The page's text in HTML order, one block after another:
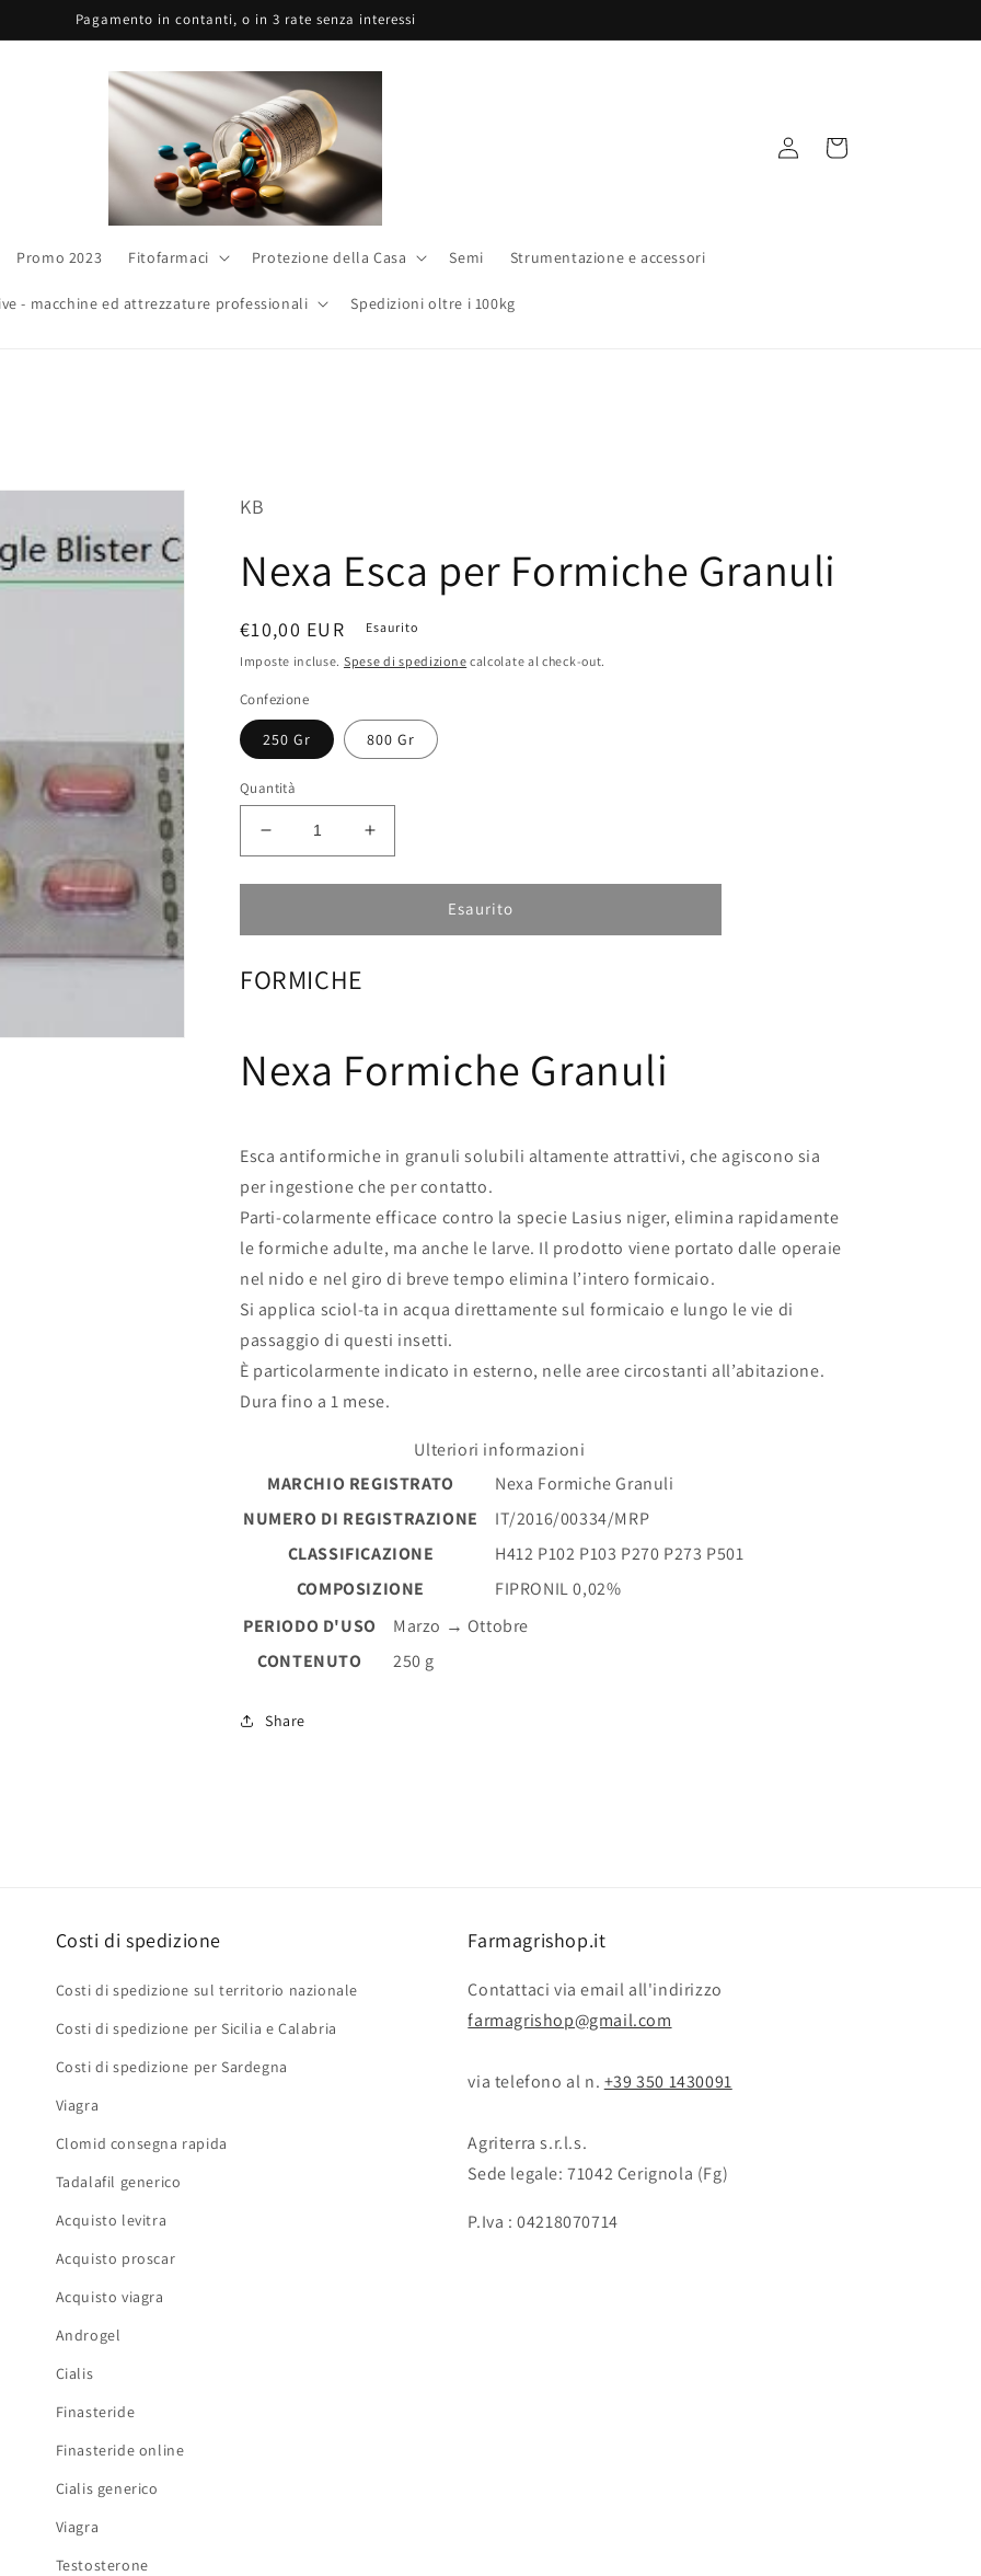
Pagamento in contanti, o in 3 rate senza interessi
Promo 2023 Fitofarmaci Protezione della Casa Semi Strumentazione e accessori
- macchine ed attrezzature professionali Spedizioni oltre i 100kg
Accedi Carrello
KB
Nexa Esca per Formiche Granuli
Prezzo
di
listino
€10,00 EUR Esaurito
Imposte incluse. Spese di spedizione calcolate al check-out.
Confezione
250 Gr 800 Gr
Quantità
Diminuisci
quantità
per
Esca
Formiche
Aumenta
quantità
per
Esca
Esaurito
FORMICHE
Nexa Formiche Granuli
Esca antiformiche in granuli solubili altamente attrattivi, che agiscono sia
per ingestione che per contatto.
Parti-colarmente efficace contro la specie Lasius niger, elimina rapidamente
le formiche adulte, ma anche le larve. Il prodotto viene portato dalle operaie
nel nido e nel giro di breve tempo elimina l’intero formicaio.
Si applica sciol-ta in acqua direttamente sul formicaio e lungo le vie di
passaggio di questi insetti.
È particolarmente indicato in esterno, nelle aree circostanti all’abitazione.
Dura fino a 1 mese.
Ulteriori informazioni
MARCHIO REGISTRATO
Nexa Formiche Granuli
NUMERO DI REGISTRAZIONE
IT/2016/00334/MRP
CLASSIFICAZIONE
H412 P102 P103 P270 P273 P501
COMPOSIZIONE
FIPRONIL 0,02%
PERIODO D'USO
Marzo → Ottobre
CONTENUTO
250 g
Share
Costi di spedizione
Costi di spedizione sul territorio nazionale
Costi di spedizione per Sicilia e Calabria
Costi di spedizione per Sardegna
Viagra
Clomid consegna rapida
Tadalafil generico
Acquisto levitra
Acquisto proscar
Acquisto viagra
Androgel
Cialis
Finasteride
Finasteride online
Cialis generico
Viagra
Testosterone
Farmagrishop.it
Contattaci via email all'indirizzo
farmagrishop@gmail.com
via telefono al n. ‭‭ +39 350 1430091
Agriterra s.r.l.s.
Sede legale: 71042 Cerignola (Fg)
P.Iva : 04218070714